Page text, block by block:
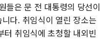
들은 문 전 대통령의 당선이
다. 취임식이 열린 장소는
취임식에 초청할 내외빈